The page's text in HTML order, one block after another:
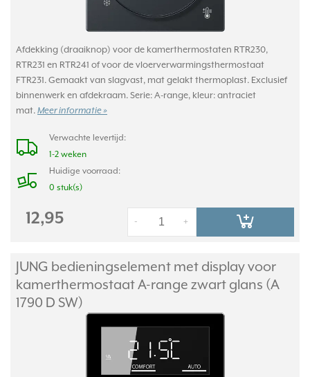
Afdekking (draaiknop) voor de kamerthermostaten RTR230,
RTR231 en RTR241 of voor de vloerverwarmingsthermostaat
FTR231. Gemaakt van slagvast, mat gelakt thermoplast. Exclusief
binnenwerk en afdekraam. Serie: A-range, kleur: antraciet
mat. Meer informatie »
Verwachte levertijd:
1-2 weken
Huidige voorraad:
0 stuk(s)
12,95 +
-
JUNG bedieningselement met display voor
kamerthermostaat A-range zwart glans (A
1790 D SW)